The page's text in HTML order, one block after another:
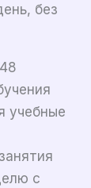
без
учебные
с